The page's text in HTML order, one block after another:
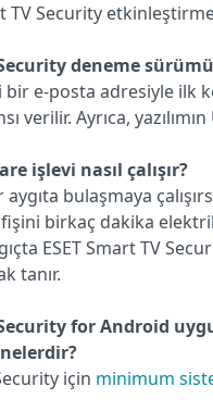
TV Security
deneme
bir e-posta adresiyle ilk
verilir. Ayrıca,
işlevi nasıl çalışır?
aygıta bulaşmaya
fişini birkaç dakika
ESET Smart TV
tanır.
Security for Android
için minimum